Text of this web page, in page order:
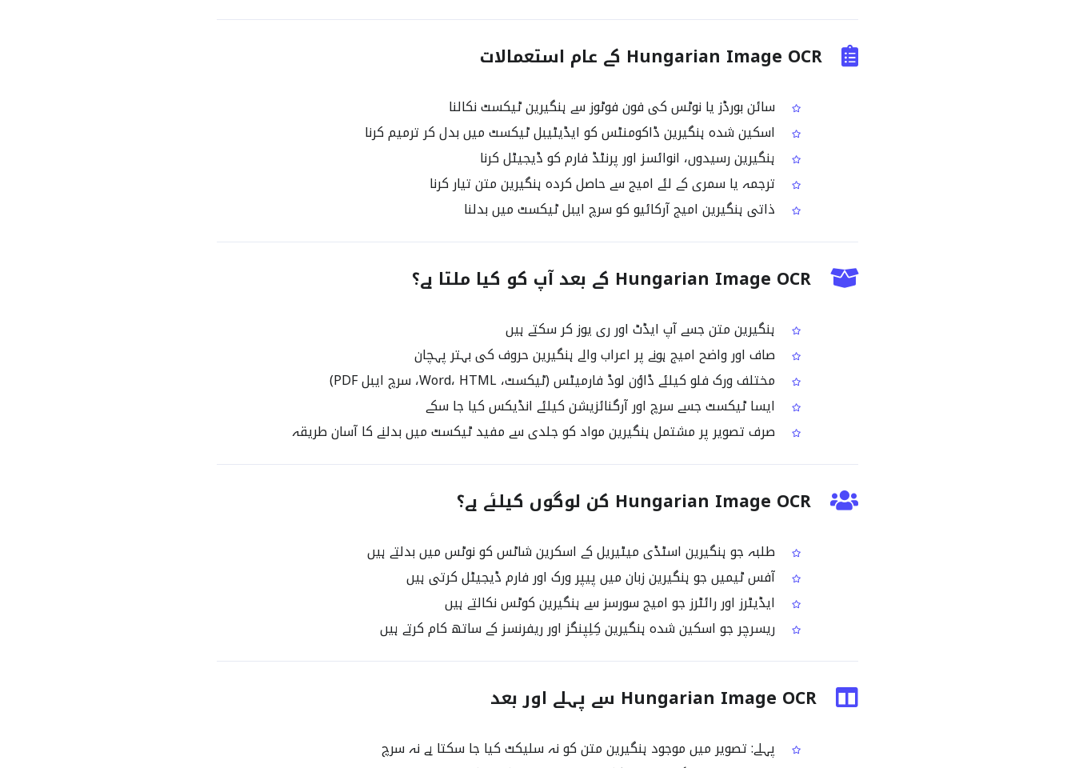
Hungarian Image OCR کے عام استعمالات
سائن بورڈز یا نوٹس کی فون فوٹوز سے ہنگیرین ٹیکسٹ نکالنا
اسکین شدہ ہنگیرین ڈاکومنٹس کو ایڈیٹیبل ٹیکسٹ میں بدل کر ترمیم کرنا
ہنگیرین رسیدوں، انوائسز اور پرنٹڈ فارم کو ڈیجیٹل کرنا
ترجمہ یا سمری کے لئے امیج سے حاصل کردہ ہنگیرین متن تیار کرنا
ذاتی ہنگیرین امیج آرکائیو کو سرچ ایبل ٹیکسٹ میں بدلنا
Hungarian Image OCR کے بعد آپ کو کیا ملتا ہے؟
ہنگیرین متن جسے آپ ایڈٹ اور ری یوز کر سکتے ہیں
صاف اور واضح امیج ہونے پر اعراب والے ہنگیرین حروف کی بہتر پہچان
مختلف ورک فلو کیلئے ڈاؤن لوڈ فارمیٹس (ٹیکسٹ، Word، HTML، سرچ ایبل PDF)
ایسا ٹیکسٹ جسے سرچ اور آرگنائزیشن کیلئے انڈیکس کیا جا سکے
صرف تصویر پر مشتمل ہنگیرین مواد کو جلدی سے مفید ٹیکسٹ میں بدلنے کا آسان طریقہ
Hungarian Image OCR کن لوگوں کیلئے ہے؟
طلبہ جو ہنگیرین اسٹڈی میٹیریل کے اسکرین شاٹس کو نوٹس میں بدلتے ہیں
آفس ٹیمیں جو ہنگیرین زبان میں پیپر ورک اور فارم ڈیجیٹل کرتی ہیں
ایڈیٹرز اور رائٹرز جو امیج سورسز سے ہنگیرین کوٹس نکالتے ہیں
ریسرچر جو اسکین شدہ ہنگیرین کِلِپنگز اور ریفرنسز کے ساتھ کام کرتے ہیں
Hungarian Image OCR سے پہلے اور بعد
پہلے: تصویر میں موجود ہنگیرین متن کو نہ سلیکٹ کیا جا سکتا ہے نہ سرچ